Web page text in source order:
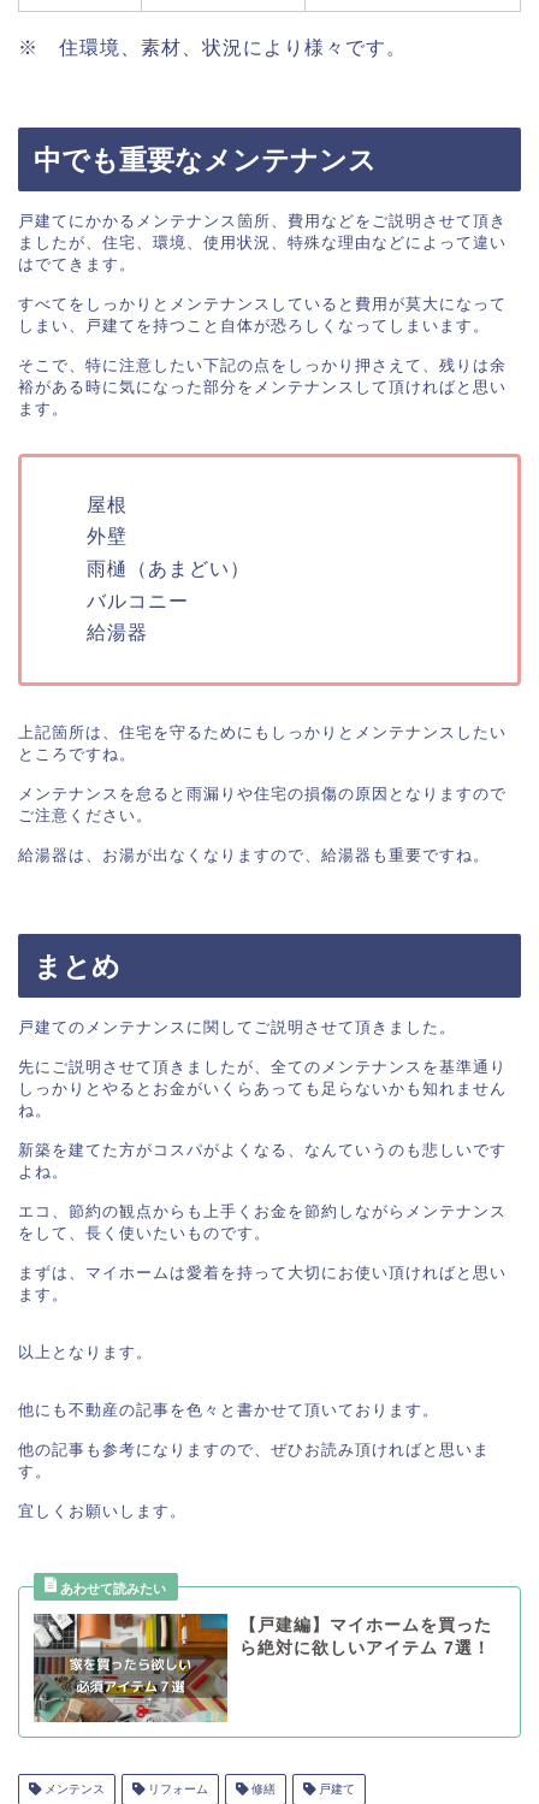
※ 住環境、素材、状況により様々です。
中でも重要なメンテナンス
戸建てにかかるメンテナンス箇所、費用などをご説明させて頂き
ましたが、住宅、環境、使用状況、特殊な理由などによって違い
はでてきます。
すべてをしっかりとメンテナンスしていると費用が莫大になって
しまい、戸建てを持つこと自体が恐ろしくなってしまいます。
そこで、特に注意したい下記の点をしっかり押さえて、残りは余
裕がある時に気になった部分をメンテナンスして頂ければと思い
ます。
屋根
外壁
雨樋（あまどい）
バルコニー
給湯器
上記箇所は、住宅を守るためにもしっかりとメンテナンスしたい
ところですね。
メンテナンスを怠ると雨漏りや住宅の損傷の原因となりますので
ご注意ください。
給湯器は、お湯が出なくなりますので、給湯器も重要ですね。
まとめ
戸建てのメンテナンスに関してご説明させて頂きました。
先にご説明させて頂きましたが、全てのメンテナンスを基準通り
しっかりとやるとお金がいくらあっても足らないかも知れません
ね。
新築を建てた方がコスパがよくなる、なんていうのも悲しいです
よね。
エコ、節約の観点からも上手くお金を節約しながらメンテナンス
をして、長く使いたいものです。
まずは、マイホームは愛着を持って大切にお使い頂ければと思い
ます。
以上となります。
他にも不動産の記事を色々と書かせて頂いております。
他の記事も参考になりますので、ぜひお読み頂ければと思いま
す。
【戸建編】マイホームを買った
ら絶対に欲しいアイテム 7選！
メンテンス リフォーム 修繕 戸建て